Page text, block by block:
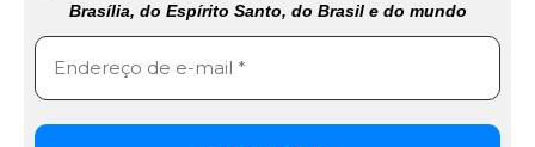
Brasília, do Espírito Santo, do Brasil e do mundo